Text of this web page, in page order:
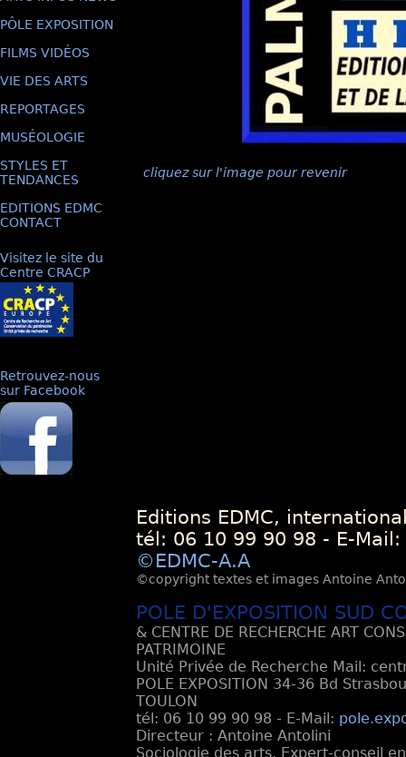
PÔLE EXPOSITION
FILMS VIDÉOS
VIE DES ARTS
REPORTAGES
MUSÉOLOGIE
STYLES ET
TENDANCES
EDITIONS EDMC
CONTACT
Visitez le site du
Centre CRACP
Retrouvez-nous
sur Facebook
cliquez sur l'image pour revenir
Editions EDMC,
tél: 06 10 99 90 98 - E-Mail:
©EDMC-A.A
©copyright textes et images Antoine
POLE D'EXPOSITION SUD
& CENTRE DE RECHERCHE ART
PATRIMOINE
Unité Privée de Recherche Mail:
POLE EXPOSITION 34-36 Bd
TOULON
tél: 06 10 99 90 98 - E-Mail:
Directeur : Antoine Antolini
Sociologie des arts, Expert-conseil